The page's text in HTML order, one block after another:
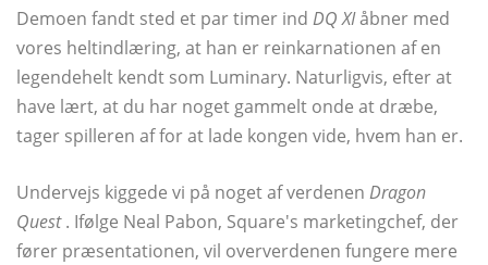
Demoen fandt sted et par timer ind DQ XIåbner med
vores heltindlæring, at han er reinkarnationen af ​​en
legendehelt kendt som Luminary. Naturligvis, efter at
have lært, at du har noget gammelt onde at dræbe,
tager spilleren af ​​for at lade kongen vide, hvem han er.
Undervejs kiggede vi på noget af verdenen Dragon
Quest. Ifølge Neal Pabon, Square's marketingchef, der
fører præsentationen, vil oververdenen fungere mere